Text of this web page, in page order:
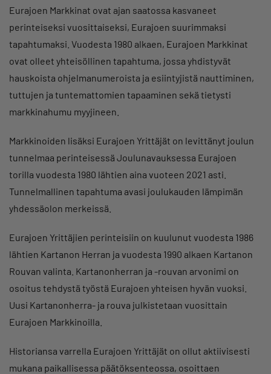
Eurajoen Markkinat ovat ajan saatossa kasvaneet
perinteiseksi vuosittaiseksi, Eurajoen suurimmaksi
tapahtumaksi. Vuodesta 1980 alkaen, Eurajoen Markkinat
ovat olleet yhteisöllinen tapahtuma, jossa yhdistyvät
hauskoista ohjelmanumeroista ja esiintyjistä nauttiminen,
tuttujen ja tuntemattomien tapaaminen sekä tietysti
markkinahumu myyjineen.
Markkinoiden lisäksi Eurajoen Yrittäjät on levittänyt joulun
tunnelmaa perinteisessä Joulunavauksessa Eurajoen
torilla vuodesta 1980 lähtien aina vuoteen 2021 asti.
Tunnelmallinen tapahtuma avasi joulukauden lämpimän
yhdessäolon merkeissä.
Eurajoen Yrittäjien perinteisiin on kuulunut vuodesta 1986
lähtien Kartanon Herran ja vuodesta 1990 alkaen Kartanon
Rouvan valinta. Kartanonherran ja -rouvan arvonimi on
osoitus tehdystä työstä Eurajoen yhteisen hyvän vuoksi.
Uusi Kartanonherra- ja rouva julkistetaan vuosittain
Eurajoen Markkinoilla.
Historiansa varrella Eurajoen Yrittäjät on ollut aktiivisesti
mukana paikallisessa päätöksenteossa, osoittaen